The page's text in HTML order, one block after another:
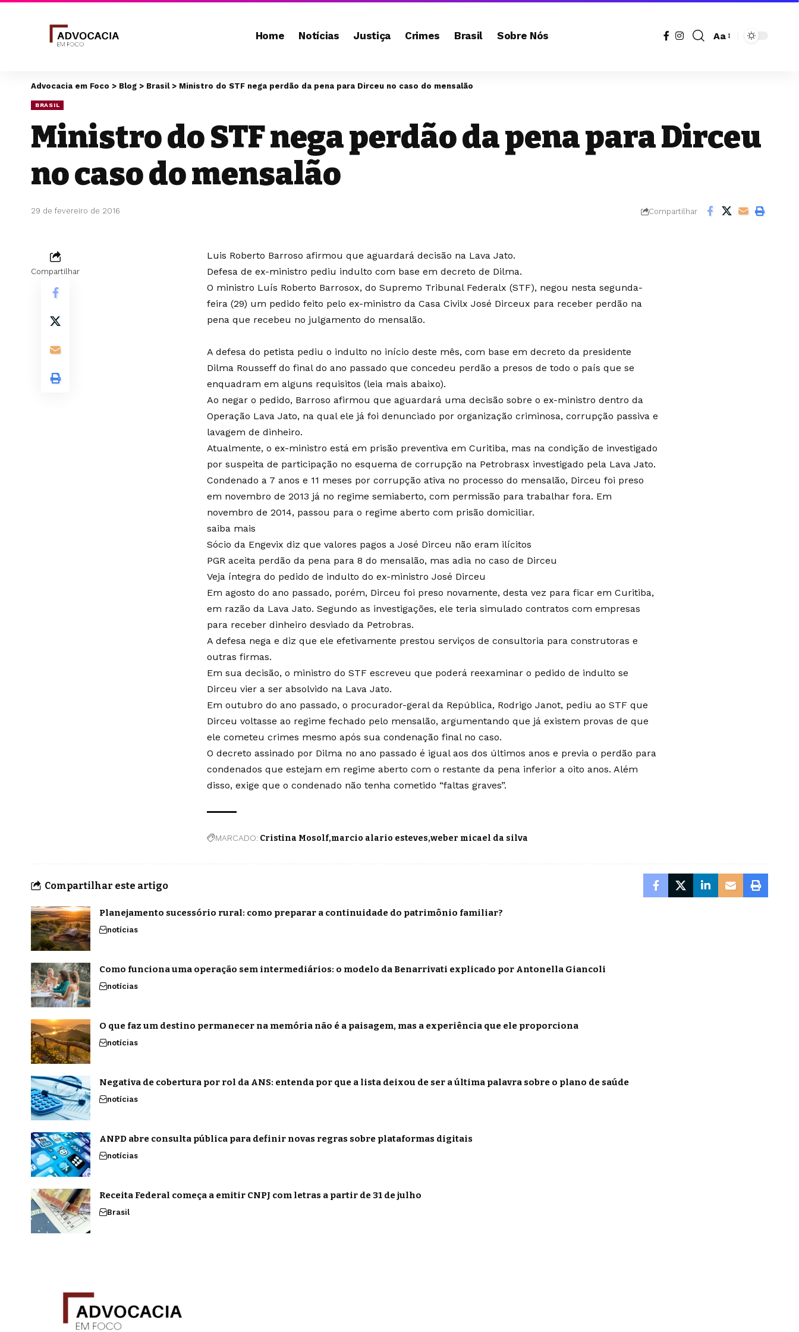
Home Notícias Justiça Crimes Brasil Sobre Nós
Redimensionador
Aa
Advocacia em Foco > Blog > Brasil> Ministro do STF nega perdão da pena para Dirceu no caso do mensalão
BRASIL
Ministro do STF nega perdão da pena para Dirceu
no caso do mensalão
29 de fevereiro de 2016 Compartilhar
Compartilhar
Luis Roberto Barroso afirmou que aguardará decisão na Lava Jato.
Defesa de ex-ministro pediu indulto com base em decreto de Dilma.
O ministro Luís Roberto Barrosox, do Supremo Tribunal Federalx (STF), negou nesta segunda-
feira (29) um pedido feito pelo ex-ministro da Casa Civilx José Dirceux para receber perdão na
pena que recebeu no julgamento do mensalão.
A defesa do petista pediu o indulto no início deste mês, com base em decreto da presidente
Dilma Rousseff do final do ano passado que concedeu perdão a presos de todo o país que se
enquadram em alguns requisitos (leia mais abaixo).
Ao negar o pedido, Barroso afirmou que aguardará uma decisão sobre o ex-ministro dentro da
Operação Lava Jato, na qual ele já foi denunciado por organização criminosa, corrupção passiva e
lavagem de dinheiro.
Atualmente, o ex-ministro está em prisão preventiva em Curitiba, mas na condição de investigado
por suspeita de participação no esquema de corrupção na Petrobrasx investigado pela Lava Jato.
Condenado a 7 anos e 11 meses por corrupção ativa no processo do mensalão, Dirceu foi preso
em novembro de 2013 já no regime semiaberto, com permissão para trabalhar fora. Em
novembro de 2014, passou para o regime aberto com prisão domiciliar.
saiba mais
Sócio da Engevix diz que valores pagos a José Dirceu não eram ilícitos
PGR aceita perdão da pena para 8 do mensalão, mas adia no caso de Dirceu
Veja íntegra do pedido de indulto do ex-ministro José Dirceu
Em agosto do ano passado, porém, Dirceu foi preso novamente, desta vez para ficar em Curitiba,
em razão da Lava Jato. Segundo as investigações, ele teria simulado contratos com empresas
para receber dinheiro desviado da Petrobras.
A defesa nega e diz que ele efetivamente prestou serviços de consultoria para construtoras e
outras firmas.
Em sua decisão, o ministro do STF escreveu que poderá reexaminar o pedido de indulto se
Dirceu vier a ser absolvido na Lava Jato.
Em outubro do ano passado, o procurador-geral da República, Rodrigo Janot, pediu ao STF que
Dirceu voltasse ao regime fechado pelo mensalão, argumentando que já existem provas de que
ele cometeu crimes mesmo após sua condenação final no caso.
O decreto assinado por Dilma no ano passado é igual aos dos últimos anos e previa o perdão para
condenados que estejam em regime aberto com o restante da pena inferior a oito anos. Além
disso, exige que o condenado não tenha cometido “faltas graves”.
MARCADO: Cristina Mosolf marcio alario esteves weber micael da silva
Compartilhar este artigo
Planejamento sucessório rural: como preparar a continuidade do patrimônio familiar?
notícias
Como funciona uma operação sem intermediários: o modelo da Benarrivati explicado por Antonella Giancoli
notícias
O que faz um destino permanecer na memória não é a paisagem, mas a experiência que ele proporciona
notícias
Negativa de cobertura por rol da ANS: entenda por que a lista deixou de ser a última palavra sobre o plano de saúde
notícias
ANPD abre consulta pública para definir novas regras sobre plataformas digitais
notícias
Receita Federal começa a emitir CNPJ com letras a partir de 31 de julho
Brasil